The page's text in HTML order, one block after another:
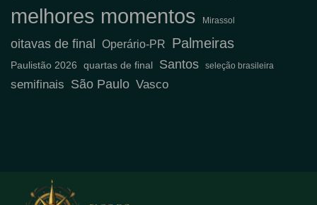
melhores momentos Mirassol
oitavas de final Operário-PR Palmeiras
Paulistão 2026 quartas de final Santos seleção brasileira
semifinais São Paulo Vasco